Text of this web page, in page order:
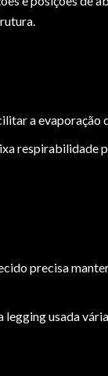
a evaporação
respirabilidade
precisa
usada